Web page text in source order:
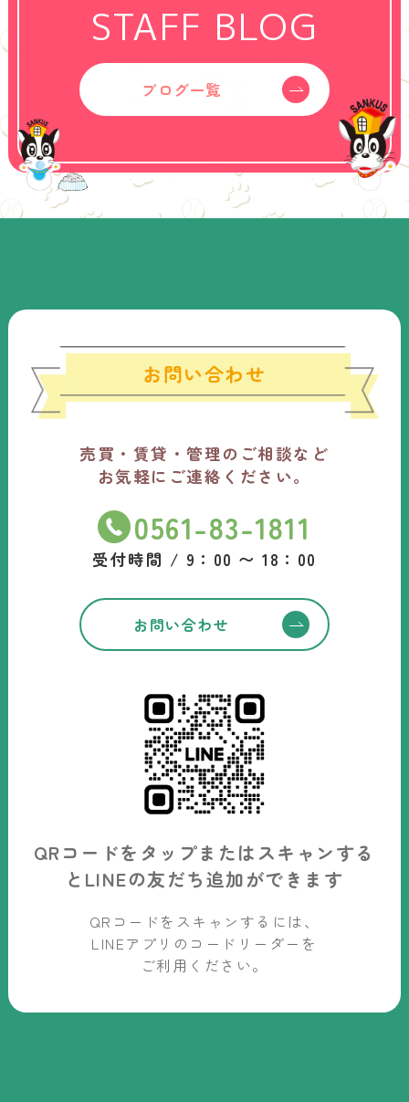
STAFF BLOG
ブログ一覧
お問い合わせ
売買・賃貸・管理のご相談など
お気軽にご連絡ください。
0561-83-1811
受付時間 / 9：00 〜 18：00
お問い合わせ
QRコードをタップまたはスキャンする
と LINEの友だち追加ができます
QRコードをスキャンするには、
LINEアプリのコードリーダーを
ご利用ください。